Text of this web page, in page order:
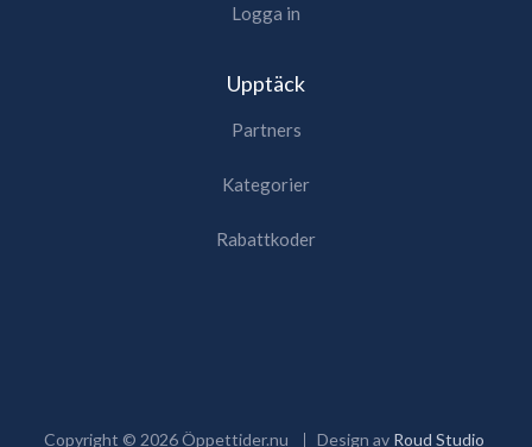
Logga in
Upptäck
Partners
Kategorier
Rabattkoder
Copyright © 2026Öppettider.nu Design av Roud Studio